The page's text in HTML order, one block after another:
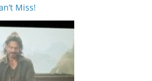
Miss!